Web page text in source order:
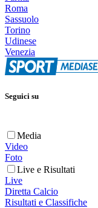
Roma
Sassuolo
Torino
Udinese
Venezia
Seguici su
Media
Video
Foto
Live e Risultati
Live
Diretta Calcio
Risultati e Classifiche